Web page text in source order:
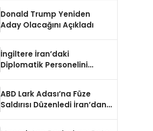
Donald Trump Yeniden
Aday Olacağını Açıkladı
İngiltere İran’daki
Diplomatik Personelini
ABD Lark Adası’na Füze
Saldırısı Düzenledi İran’dan